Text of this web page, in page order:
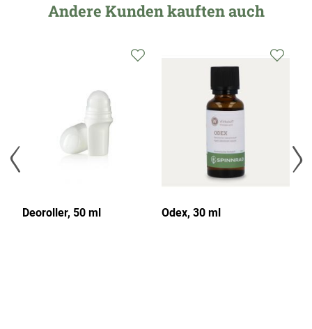
Andere Kunden kauften auch
Deoroller, 50 ml Odex, 30 ml